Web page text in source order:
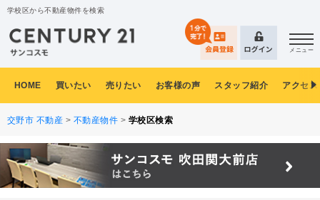
学校区から不動産物件を検索
メニュー
HOME 買いたい 売りたい お客様の声 スタッフ紹介 アクセ
交野市 不動産 > 不動産物件 > 学校区検索